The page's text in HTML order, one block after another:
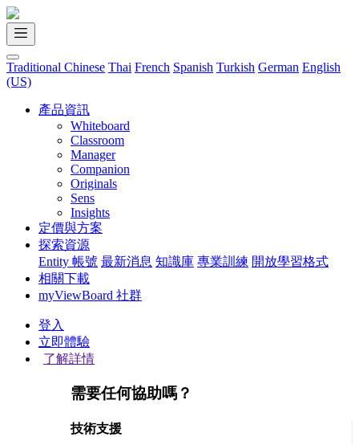
Traditional Chinese Thai French Spanish Turkish German English
(US)
產品資訊
Whiteboard
Classroom
Manager
Companion
Originals
Sens
Insights
定價與方案
探索資源
Entity 帳號 最新消息 知識庫 專業訓練 開放學習格式
相關下載
myViewBoard 社群
登入
立即體驗
了解詳情
需要任何協助嗎？
技術支援